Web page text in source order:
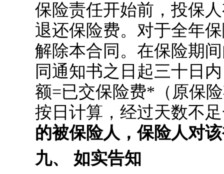
保险责任开始前，投保
退还保险费。对于全年
解除本合同。在保险期
同通知书之日起三十日
额=已交保险费*（原保
按日计算，经过天数不
的被保险人，保险人对
九、 如实告知